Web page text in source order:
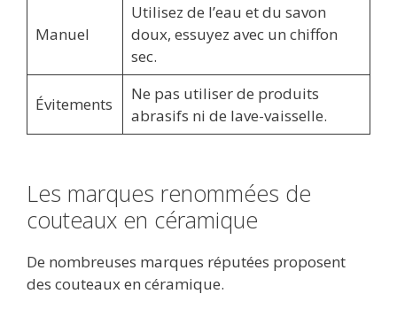
Manuel
Utilisez de l’eau et du savon
doux, essuyez avec un chiffon
sec.
Évitements
Ne pas utiliser de produits
abrasifs ni de lave-vaisselle.
Les marques renommées de
couteaux en céramique
De nombreuses marques réputées proposent
des couteaux en céramique.